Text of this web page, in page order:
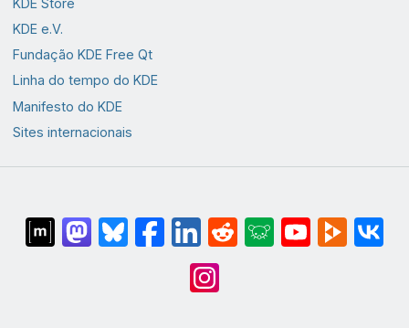
KDE e.V.
Fundação KDE Free Qt
Linha do tempo do KDE
Manifesto do KDE
Sites internacionais